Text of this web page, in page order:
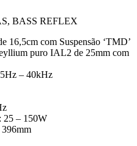
BASS REFLEX
16,5cm com Suspensão ‘TMD’
puro IAL2 de 25mm com
– 40kHz
25 – 150W